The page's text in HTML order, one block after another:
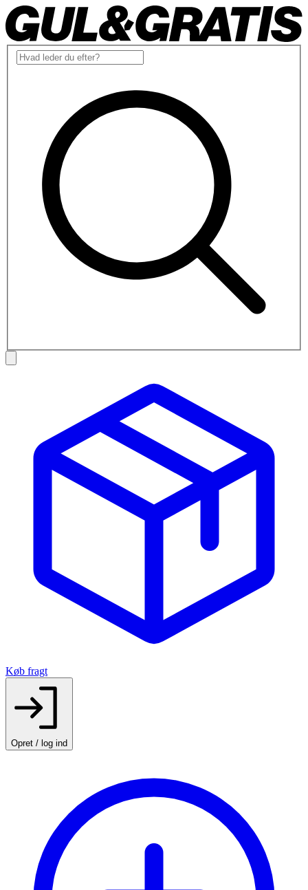
Køb fragt
Opret / log ind